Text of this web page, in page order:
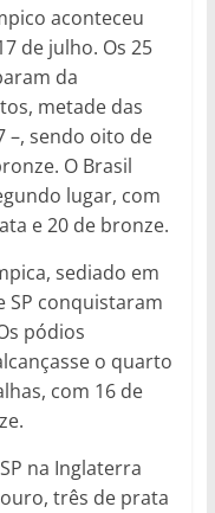
aconteceu
de julho. Os 25
da
metade das
–, sendo oito de
O Brasil
lugar, com
e 20 de bronze.
sediado em
SP conquistaram
pódios
o quarto
com 16 de
na Inglaterra
três de prata